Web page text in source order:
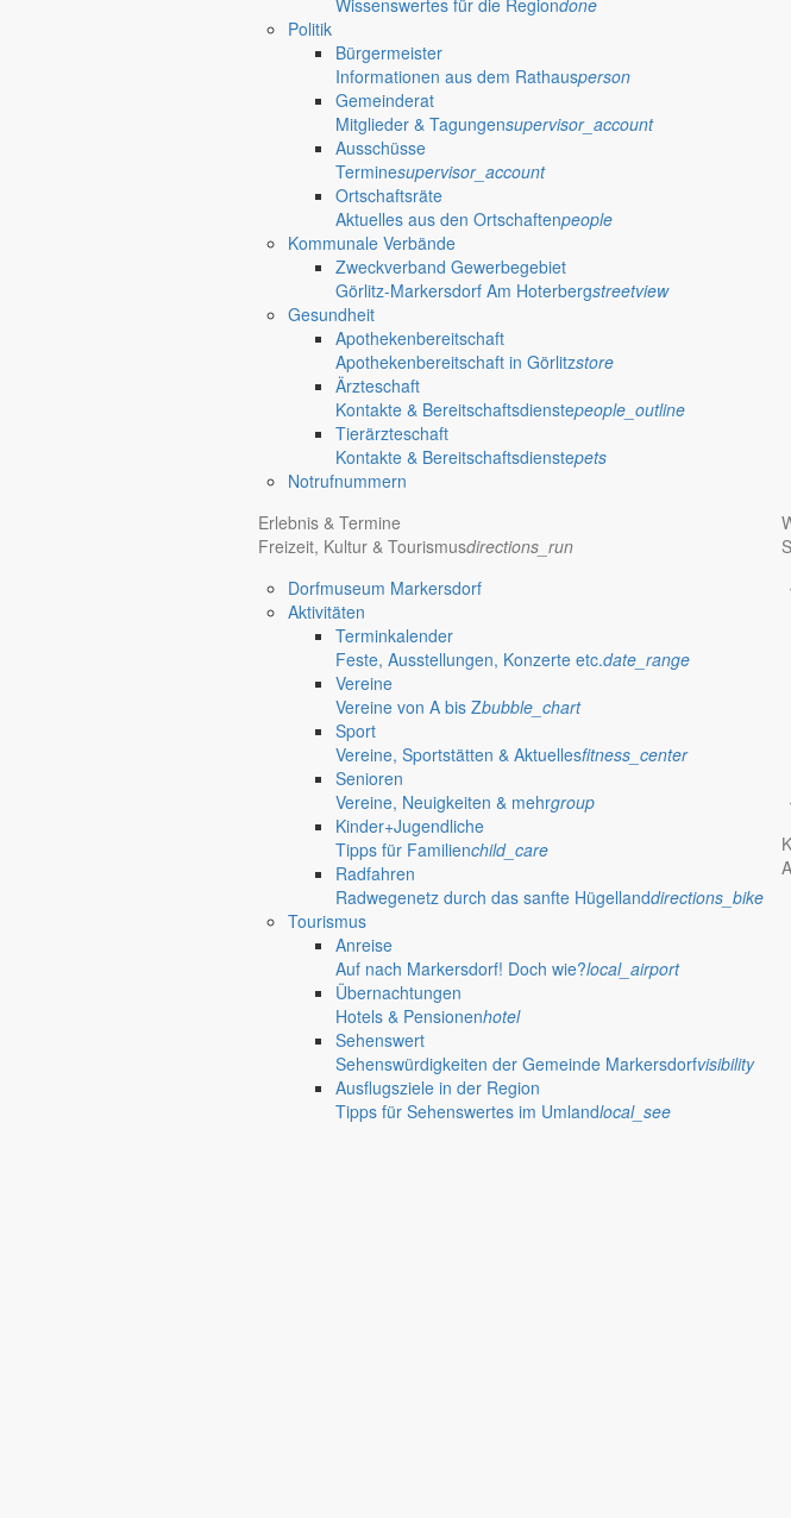
Wissenswertes für die Regiondone
Politik
Bürgermeister
Informationen aus dem Rathausperson
Gemeinderat
Mitglieder & Tagungensupervisor_account
Ausschüsse
Terminesupervisor_account
Ortschaftsräte
Aktuelles aus den Ortschaftenpeople
Kommunale Verbände
Zweckverband Gewerbegebiet
Görlitz-Markersdorf Am Hoterbergstreetview
Gesundheit
Apothekenbereitschaft
Apothekenbereitschaft in Görlitzstore
Ärzteschaft
Kontakte & Bereitschaftsdienstepeople_outline
Tierärzteschaft
Kontakte & Bereitschaftsdienstepets
Notrufnummern
Erlebnis & Termine
Freizeit, Kultur & Tourismusdirections_run
Dorfmuseum Markersdorf
Aktivitäten
Terminkalender
Feste, Ausstellungen, Konzerte etc.date_range
Vereine
Vereine von A bis Zbubble_chart
Sport
Vereine, Sportstätten & Aktuellesfitness_center
Senioren
Vereine, Neuigkeiten & mehrgroup
Kinder+Jugendliche
Tipps für Familienchild_care
Radfahren
Radwegenetz durch das sanfte Hügellanddirections_bike
Tourismus
Anreise
Auf nach Markersdorf! Doch wie?local_airport
Übernachtungen
Hotels & Pensionenhotel
Sehenswert
Sehenswürdigkeiten der Gemeinde Markersdorfvisibility
Ausflugsziele in der Region
Tipps für Sehenswertes im Umlandlocal_see
verstehen kann. Dem kann ich mich nur anschließen. Man sollte jedoch auch immer im Blick behalten,
Wie will man aufeinander zugehen, wenn man nur seine eigenen Interessen sieht und nur auf seinen
Schwert schwinge, dann kann ich auf Dauer auch nicht auf Nachsicht hoffen.
Die wenigsten Menschen in unserer Region sagen etwa ein Jahr nach der Kreisgebietsreform, dass
ein, dass noch ein Haufen Arbeit vor uns liegt und wir diese Arbeit im Kreisgebiet nur gemeinsam
mit seinen Dezernenten und Mitarbeitern zu helfen. Und bisher gab es eigentlich immer eine Lösung.
Einen Vorwurf, dass der Landrat seine Verwaltung nicht in Griff hat, sollte daher nicht unbedingt aus
Auch die Gemeinde Markersdorf ist in einigen Verbänden und bei manchen Maßnahmen mit unserer
Aber auch unsere Gemeinde hatte in den letzten zehn Jahren einige Probleme mit der “Großen
Entwicklung beginnen können. Wir als Anliegergemeinden haben sehr großes Interesse an einer
Im Gewerbegebiet Hoterberg ist die Stadt nicht unbedingt die größte Hilfe bei der Werbung von
überhaupt für das Gewerbegebiet interessiert.
Auch unsere Gemeinde wurde angeschrieben und aufgefordert, einen Fragebogen auszufüllen, wie
Fragebogen auch nicht bearbeitet und viele andere Gemeinden ebenfalls nicht, aber trotzdem arbeiten
Viele Menschen aus unserer Gemeinde arbeiten in Einrichtungen der Stadt. Darüber sind wir sehr
weiterhin gerne mit unseren Gästen in die tolle Görlitzer Altstadt gehen und wir werden auch weiterhin
um miteinander zu reden. Es gibt unendlich viele Anlässe und Themen dafür.
Auch möchte ich mich schon an dieser Stelle bei allen Freiwilligen bedanken, die in den Wahllokalen
Und allen Kandidaten wünsche ich maximale Erfolge.
Bürgermeister Juni 2009